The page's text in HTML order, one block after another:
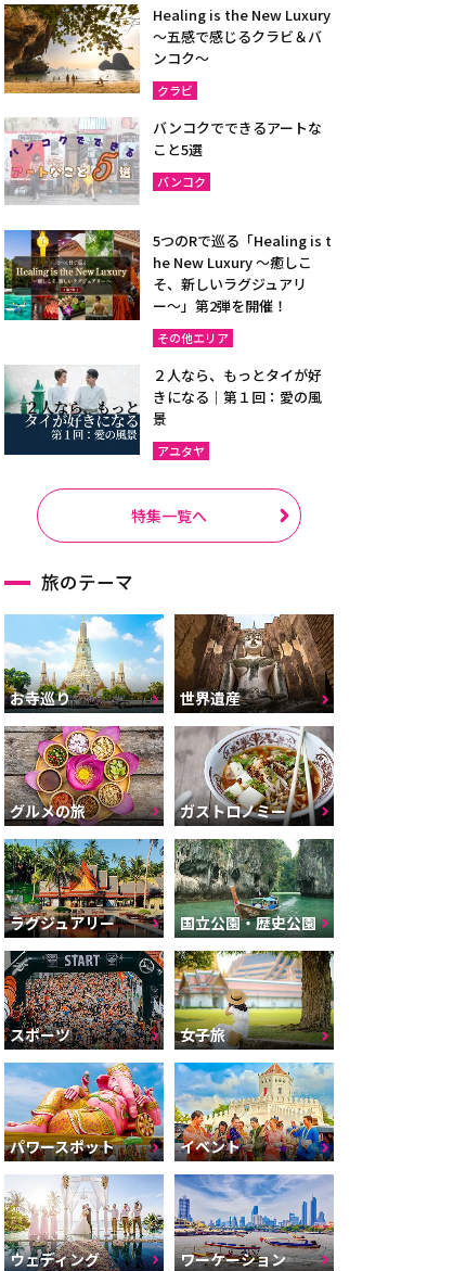
Healing is the New Luxury
～五感で感じるクラビ＆バ
ンコク～
クラビ
バンコクでできるアートな
こと5選
バンコク
5つのRで巡る「Healing is t
he New Luxury ～癒しこ
そ、新しいラグジュアリ
ー〜」第2弾を開催！
その他エリア
２人なら、もっとタイが好
きになる｜第１回：愛の風
景
アユタヤ
特集一覧へ
旅のテーマ
お寺巡り 世界遺産
グルメの旅 ガストロノミー
ラグジュアリー 国立公園・歴史公園
スポーツ 女子旅
パワースポット イベント
ウェディング ワーケーション